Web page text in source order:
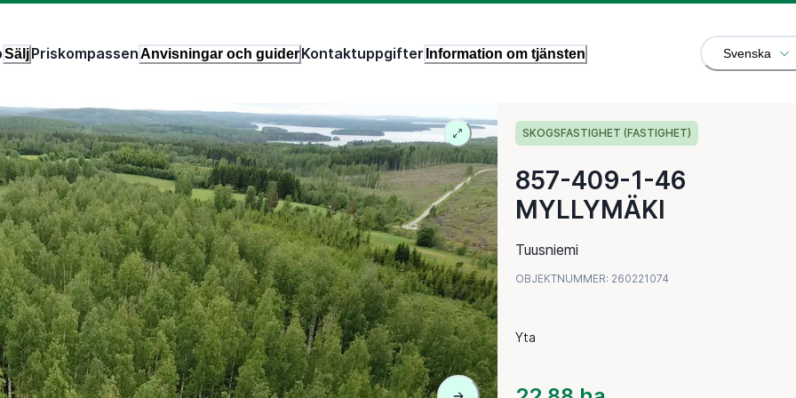
SäljPriskompassenAnvisningar och guiderKontaktuppgifter Information om tjänsten Svenska
SKOGSFASTIGHET (FASTIGHET)
857-409-1-46
MYLLYMÄKI
Tuusniemi
OBJEKTNUMMER: 260221074
Yta